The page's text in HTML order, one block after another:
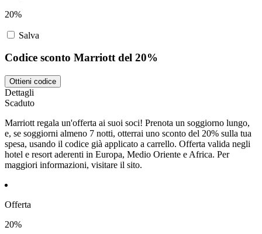
20%
Salva
Codice sconto Marriott del 20%
Ottieni codice
Dettagli
Scaduto
Marriott regala un'offerta ai suoi soci! Prenota un soggiorno lungo,
e, se soggiorni almeno 7 notti, otterrai uno sconto del 20% sulla tua
spesa, usando il codice già applicato a carrello. Offerta valida negli
hotel e resort aderenti in Europa, Medio Oriente e Africa. Per
maggiori informazioni, visitare il sito.
Offerta
20%